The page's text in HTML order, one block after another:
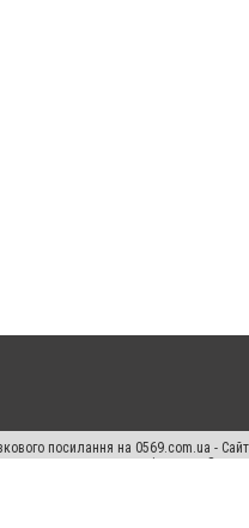
посилання на 0569.com.ua -
прав переслідується